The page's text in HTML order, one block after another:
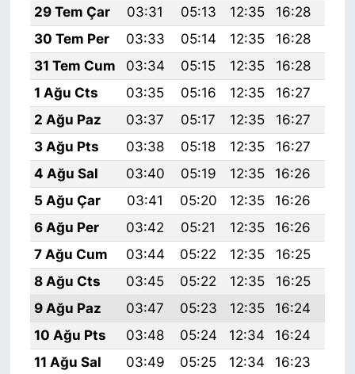
29 Tem Çar
03:31 05:13 12:35 16:28
30 Tem Per
03:33 05:14 12:35 16:28
31 Tem Cum
03:34 05:15 12:35 16:28
1 Ağu Cts
03:35 05:16 12:35 16:27
2 Ağu Paz
03:37 05:17 12:35 16:27
3 Ağu Pts
03:38 05:18 12:35 16:27
4 Ağu Sal
03:40 05:19 12:35 16:26
5 Ağu Çar
03:41 05:20 12:35 16:26
6 Ağu Per
03:42 05:21 12:35 16:26
7 Ağu Cum
03:44 05:22 12:35 16:25
8 Ağu Cts
03:45 05:22 12:35 16:25
9 Ağu Paz
03:47 05:23 12:35 16:24
10 Ağu Pts
03:48 05:24 12:34 16:24
11 Ağu Sal
03:49 05:25 12:34 16:23